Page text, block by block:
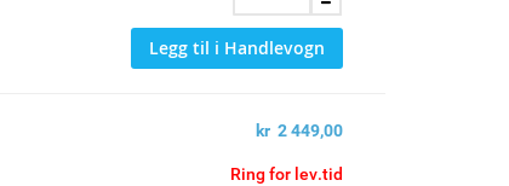
Legg til i Handlevogn
kr 2 449,00
Ring for lev.tid